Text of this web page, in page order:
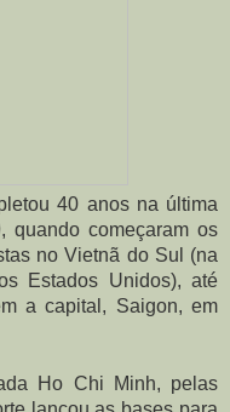
40 anos na última
quando começaram os
no Vietnã do Sul (na
Estados Unidos), até
a capital, Saigon, em
Ho Chi Minh, pelas